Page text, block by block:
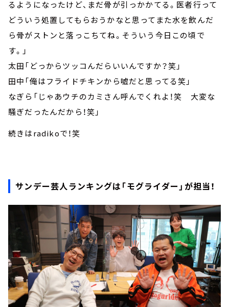
るようになったけど、まだ骨が引っかかてる。医者行って
どういう処置してもらおうかなと思ってまた水を飲んだ
ら骨がストンと落っこちてね。そういう今日この頃で
す。」
太田「どっからツッコんだらいいんですか？笑」
田中「俺はフライドチキンから嘘だと思ってる笑」
なぎら「じゃあウチのカミさん呼んでくれよ！笑 大変な
騒ぎだったんだから！笑」
続きはradikoで！笑
サンデー芸人ランキングは「モグライダー」が担当！